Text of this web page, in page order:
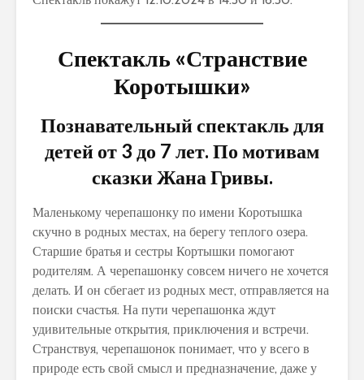
Спектакль «Странствие
Коротышки»
Познавательный спектакль для
детей от 3 до 7 лет. По мотивам
сказки Жана Гривы.
Маленькому черепашонку по имени Коротышка
скучно в родных местах, на берегу теплого озера.
Старшие братья и сестры Кортышки помогают
родителям. А черепашонку совсем ничего не хочется
делать. И он сбегает из родных мест, отправляется на
поиски счастья. На пути черепашонка ждут
удивительные открытия, приключения и встречи.
Странствуя, черепашонок понимает, что у всего в
природе есть свой смысл и предназначение, даже у